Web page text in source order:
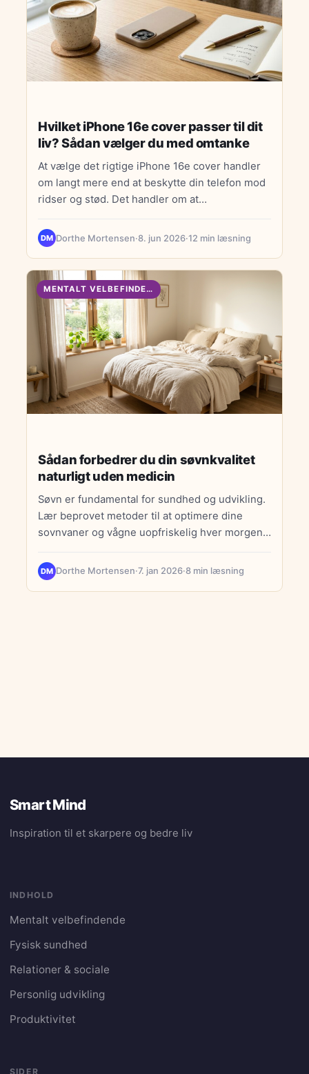
Hvilket iPhone 16e cover passer til dit
liv? Sådan vælger du med omtanke
At vælge det rigtige iPhone 16e cover handler
om langt mere end at beskytte din telefon mod
ridser og stød. Det handler om at…
DM Dorthe Mortensen·8. jun 2026·12 min læsning
MENTALT VELBEFINDENDE
Sådan forbedrer du din søvnkvalitet
naturligt uden medicin
Søvn er fundamental for sundhed og udvikling.
Lær beprovet metoder til at optimere dine
sovnvaner og vågne uopfriskelig hver morgen
DM Dorthe Mortensen·7. jan 2026·8 min læsning
Smart Mind
Inspiration til et skarpere og bedre liv
INDHOLD
Mentalt velbefindende
Fysisk sundhed
Relationer & sociale
Personlig udvikling
Produktivitet
SIDER